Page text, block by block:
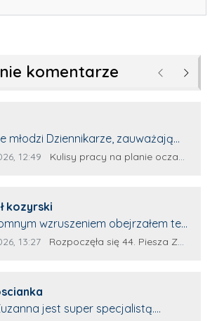
komentarze Poprzednie
młodzi Dziennikarze, zauważają
talenty, które dopiero wkraczają
który przeprowadzi Pan
komentarza:
12:49 Źródło komentarza:
Kulisy pracy na planie oczami młodego filmowca
kozyrski
wzruszeniem obejrzałem ten
dumny z
i wielkiego serca. Takie osoby
że pielgrzymka nie jest tylko
komentarza:
13:27 Źródło komentarza:
Rozpoczęła się 44. Piesza Zamojsko-Lubaczowska Pielgrzymka na Jasną Górę!
jest super specjalistą.